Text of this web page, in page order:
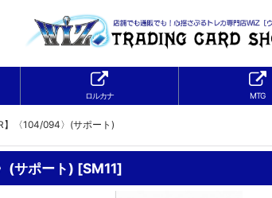
ロルカナ MTG
】〈104/094〉(サポート)
(サポート) [SM11]